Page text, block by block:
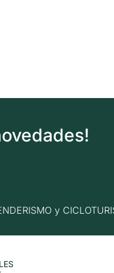
y